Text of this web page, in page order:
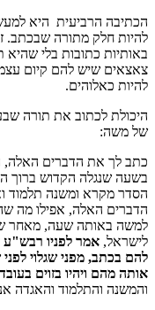
הכתיבה הרביעית היא
להיות חלק מתורה שבכתב.
באותיות כתובות בלי
צאצאים שיש להם קיום
להיות כאלוהים.
היכולת לכתוב את תורה
של משה:
כתב לך את הדברים האלה,
בשעה שנגלה הקדוש ברוך
הסדר מקרא ומשנה תלמוד
הדברים האלה, אפילו מה
למשה באותה שעה, מאחר
לישראל, אמר לפניו רבש"ע
להם בכתב, מפני שגלוי
אותה מהם ויהיו בזוים
והמשנה והתלמוד והאגדה